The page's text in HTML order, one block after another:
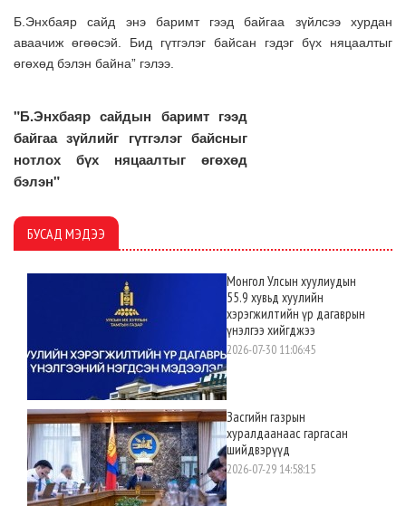
Б.Энхбаяр сайд энэ баримт гээд байгаа зүйлсээ хурдан
аваачиж өгөөсэй. Бид гүтгэлэг байсан гэдэг бүх няцаалтыг
өгөхөд бэлэн байна” гэлээ.
"Б.Энхбаяр сайдын баримт гээд
байгаа зүйлийг гүтгэлэг байсныг
нотлох бүх няцаалтыг өгөхөд
бэлэн"
БУСАД МЭДЭЭ
Монгол Улсын хуулиудын
55.9 хувьд хуулийн
хэрэгжилтийн үр дагаврын
үнэлгээ хийгджээ
2026-07-30 11:06:45
Засгийн газрын
хуралдаанаас гаргасан
шийдвэрүүд
2026-07-29 14:58:15